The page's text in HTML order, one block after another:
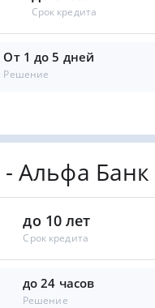
Срок кредита
От 1 до 5 дней
Решение
Альфа Банк
до 10 лет
Срок кредита
до 24 часов
Решение